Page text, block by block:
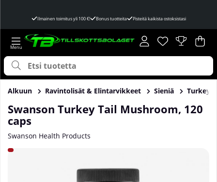
Ilmainen toimitus yli 100 €! Bonus tuotteita Pisteitä kaikista ostoksistasi
Toivelista
Lukumäärä
. .
Alkuun Ravintolisät & Elintarvikkeet Sieniä Turkey
Swanson Turkey Tail Mushroom, 120
caps
Swanson Health Products
Tuotekuvat Swanson Turkey Tail Mushroom, 120 caps